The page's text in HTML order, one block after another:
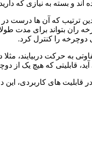
و بسته به نیازی که
ترتیب که آن ها درست
بتواند برای مدت
دوچرخه را کنترل کرد.
به حرکت دربیایند،
قابلیتی که هیچ یک از
های کاربردی، این